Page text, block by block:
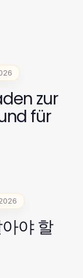
zur
für
야 할